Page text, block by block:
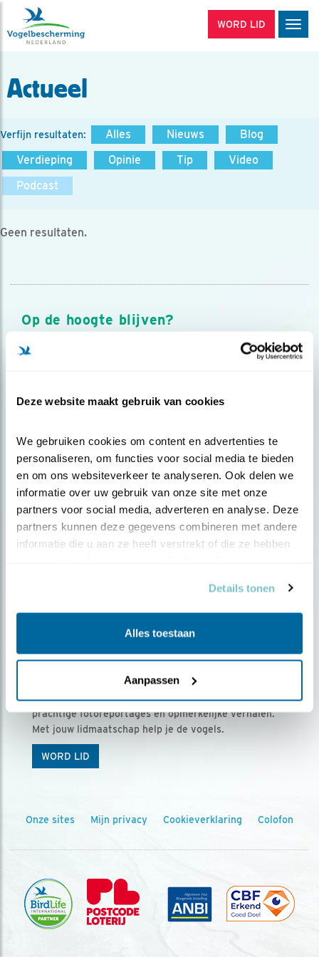
Deze website maakt gebruik van cookies
We gebruiken cookies om content en advertenties te
personaliseren, om functies voor social media te bieden
en om ons websiteverkeer te analyseren. Ook delen we
informatie over uw gebruik van onze site met onze
partners voor social media, adverteren en analyse. Deze
partners kunnen deze gegevens combineren met andere
informatie die u aan ze heeft verstrekt of die ze hebben
Details tonen
Alles toestaan
Aanpassen
WORD LID
Actueel
Verfijn resultaten: Alles Nieuws
Blog
Verdieping
Opinie Tip
Video
Podcast
Geen resultaten.
Op de hoogte blijven?
Meld je aan en ontvang nieuws, inspiratie, acties en tips
over vogels en activiteiten van Vogelbescherming.
Ontvang 5 x Vogels voor € 36,00 per jaar
Vogels is het tijdschrift voor onze leden, met
prachtige fotoreportages en opmerkelijke verhalen.
Met jouw lidmaatschap help je de vogels.
WORD LID
Onze sites Mijn privacy Cookieverklaring Colofon